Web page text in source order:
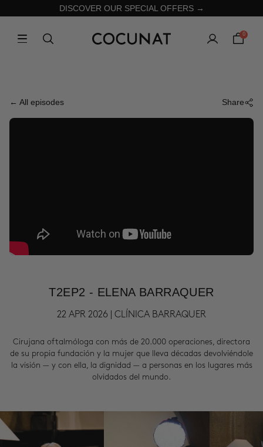
DISCOVER OUR SPECIAL OFFERS →
0
← All episodes Share
T2EP2 - ELENA BARRAQUER
22 APR 2026 | CLÍNICA BARRAQUER
Cirujana oftalmóloga con más de 20.000 operaciones, directora
de su propia fundación y la mujer que lleva décadas devolviéndole
la visión — y con ella, la dignidad — a personas en los lugares más
olvidados del mundo.